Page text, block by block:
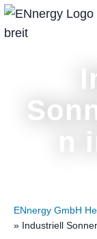
n
ENnergy GmbH
» Industriell